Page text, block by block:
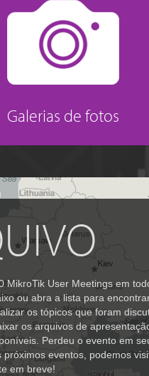
Galerias de fotos
MikroTik User Meetings em
ou abra a lista para
os tópicos que foram
os arquivos de
Perdeu o evento em
próximos eventos, podemos
em breve!